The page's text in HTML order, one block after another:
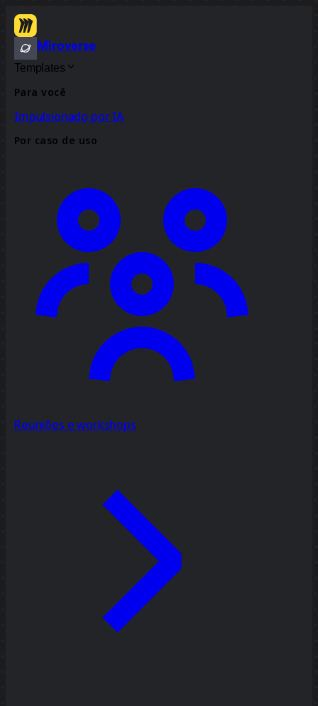
Miroverse
Templates
Para você
Impulsionado por IA
Por caso de uso
Reuniões e workshops